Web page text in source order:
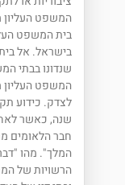
בית המשפט
בישראל. אל
שנדונו בבתי
המשפט העליון
שנה, כאשר
חבר הלאומים
המלך". מהו
הרשויות של